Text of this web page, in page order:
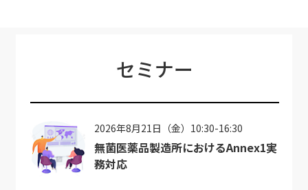
セミナー
2026年8月21日（金）10:30-16:30
無菌医薬品製造所におけるAnnex1実
務対応